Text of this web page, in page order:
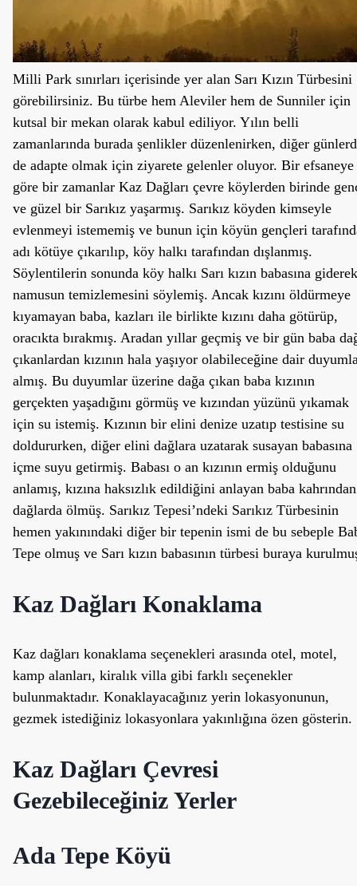
Milli Park sınırları içerisinde yer alan Sarı Kızın Türbesini
görebilirsiniz. Bu türbe hem Aleviler hem de Sunniler için
kutsal bir mekan olarak kabul ediliyor. Yılın belli
zamanlarında burada şenlikler düzenlenirken, diğer
de adapte olmak için ziyarete gelenler oluyor. Bir efsaneye
göre bir zamanlar Kaz Dağları çevre köylerden birinde
ve güzel bir Sarıkız yaşarmış. Sarıkız köyden kimseyle
evlenmeyi istememiş ve bunun için köyün gençleri
adı kötüye çıkarılıp, köy halkı tarafından dışlanmış.
Söylentilerin sonunda köy halkı Sarı kızın babasına giderek
namusun temizlemesini söylemiş. Ancak kızını öldürmeye
kıyamayan baba, kazları ile birlikte kızını daha götürüp,
oracıkta bırakmış. Aradan yıllar geçmiş ve bir gün baba
çıkanlardan kızının hala yaşıyor olabileceğine dair
almış. Bu duyumlar üzerine dağa çıkan baba kızının
gerçekten yaşadığını görmüş ve kızından yüzünü yıkamak
için su istemiş. Kızının bir elini denize uzatıp testisine su
doldururken, diğer elini dağlara uzatarak susayan babasına
içme suyu getirmiş. Babası o an kızının ermiş olduğunu
anlamış, kızına haksızlık edildiğini anlayan baba kahrından
dağlarda ölmüş. Sarıkız Tepesi’ndeki Sarıkız Türbesinin
hemen yakınındaki diğer bir tepenin ismi de bu sebeple
Tepe olmuş ve Sarı kızın babasının türbesi buraya
Kaz Dağları Konaklama
Kaz dağları konaklama seçenekleri arasında otel, motel,
kamp alanları, kiralık villa gibi farklı seçenekler
bulunmaktadır. Konaklayacağınız yerin lokasyonunun,
gezmek istediğiniz lokasyonlara yakınlığına özen gösterin.
Kaz Dağları Çevresi
Gezebileceğiniz Yerler
Ada Tepe Köyü